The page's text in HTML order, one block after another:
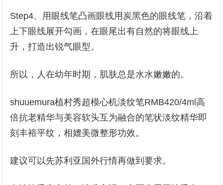
Step4、用眼线笔凸画眼线用炭黑色的眼线笔，沿着
上下眼线展开勾画，在眼尾出有自然的将眼线上
升，打造出锐气眼型。
所以，人在幼年时期，肌肤总是水水嫩嫩的。
shuuemura植村秀超模心机淡纹笔RMB420/4ml高
倍抗老精华与美容软头互为融合的笔状淡纹精华即
刻丰裕平纹，相媲美微整形功效。
建议可以先苏利亚国外行情再做到要求。